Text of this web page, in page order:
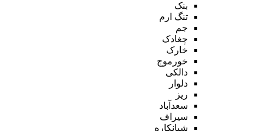
بنک
تنگ ارم
جم
چغادک
خارک
خورموج
دالکی
دلوار
ریز
سعدآباد
سیراف
شبانکاره